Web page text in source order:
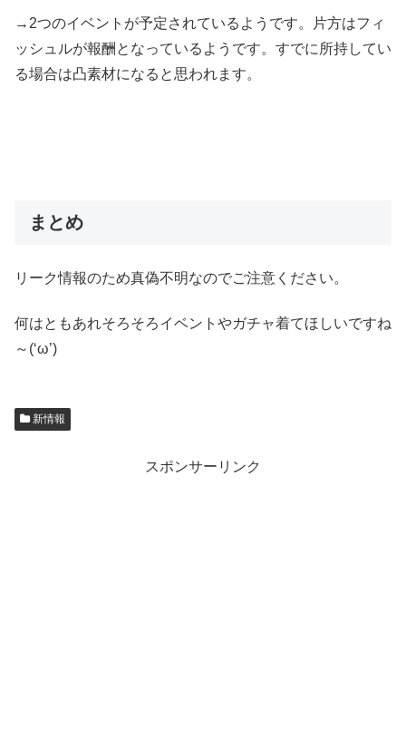
→2つのイベントが予定されているようです。片方はフィ
ッシュルが報酬となっているようです。すでに所持してい
る場合は凸素材になると思われます。
まとめ
リーク情報のため真偽不明なのでご注意ください。
何はともあれそろそろイベントやガチャ着てほしいですね
～(‘ω’)
新情報
スポンサーリンク